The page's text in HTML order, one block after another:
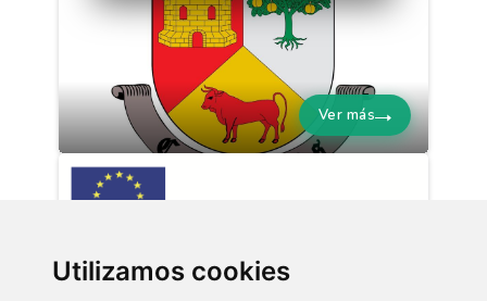
Utilizamos cookies
Ver más